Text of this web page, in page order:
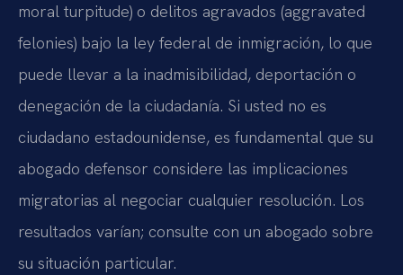
moral turpitude) o delitos agravados (aggravated
felonies) bajo la ley federal de inmigración, lo que
puede llevar a la inadmisibilidad, deportación o
denegación de la ciudadanía. Si usted no es
ciudadano estadounidense, es fundamental que su
abogado defensor considere las implicaciones
migratorias al negociar cualquier resolución. Los
resultados varían; consulte con un abogado sobre
su situación particular.